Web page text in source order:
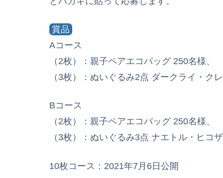
賞品
Aコース
（2枚）：親子ペアエコバッグ 250名様、
（3枚）：ぬいぐるみ2点 ダークライ・ク
Bコース
（2枚）：親子ペアエコバッグ 250名様、
（3枚）：ぬいぐるみ3点 ナエトル・ヒコ
10枚コース：2021年7月6日公開